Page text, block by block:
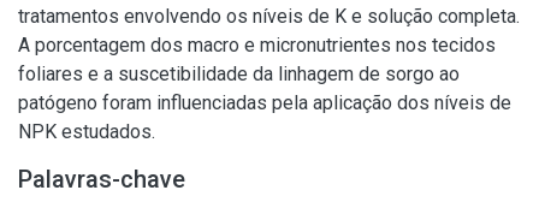
tratamentos envolvendo os níveis de K e solução completa.
A porcentagem dos macro e micronutrientes nos tecidos
foliares e a suscetibilidade da linhagem de sorgo ao
patógeno foram influenciadas pela aplicação dos níveis de
NPK estudados.
Palavras-chave